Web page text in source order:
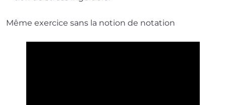
Même exer­cice sans la notion de notation